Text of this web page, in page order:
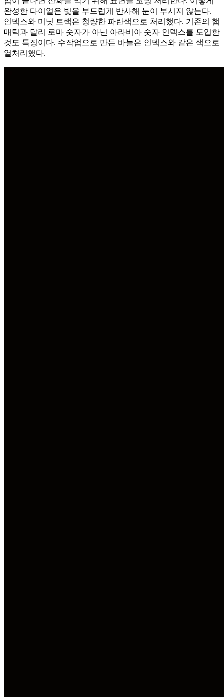
완성한 다이얼은 빛을 부드럽게 반사해 눈이 부시지 않는다.
인덱스와 미닛 트랙은 청량한 파란색으로 처리했다. 기존의 햄
매틱과 달리 로마 숫자가 아닌 아라비아 숫자 인덱스를 도입한
것도 특징이다. 수작업으로 만든 바늘은 인덱스와 같은 색으로
열처리했다.